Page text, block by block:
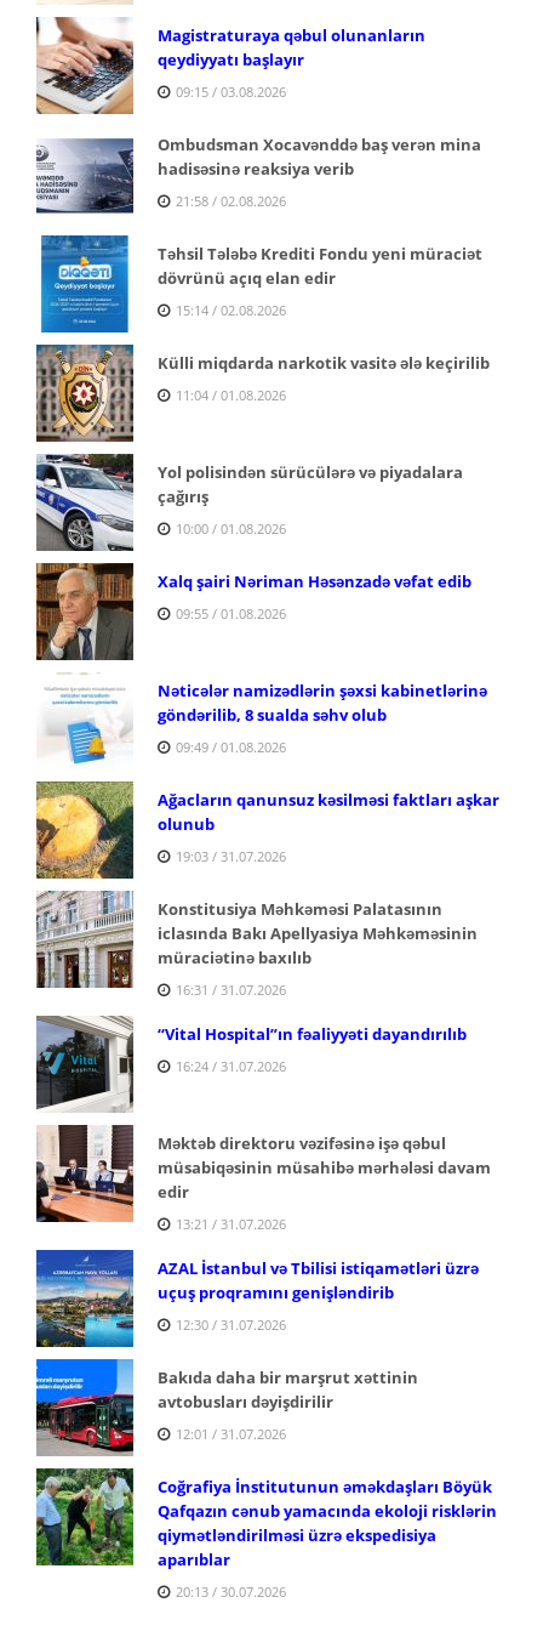
Magistraturaya qəbul olunanların
qeydiyyatı başlayır
09:15 / 03.08.2026
Ombudsman Xocavənddə baş verən mina
hadisəsinə reaksiya verib
21:58 / 02.08.2026
Təhsil Tələbə Krediti Fondu yeni müraciət
dövrünü açıq elan edir
15:14 / 02.08.2026
Külli miqdarda narkotik vasitə ələ keçirilib
11:04 / 01.08.2026
Yol polisindən sürücülərə və piyadalara
çağırış
10:00 / 01.08.2026
Xalq şairi Nəriman Həsənzadə vəfat edib
09:55 / 01.08.2026
Nəticələr namizədlərin şəxsi kabinetlərinə
göndərilib, 8 sualda səhv olub
09:49 / 01.08.2026
Ağacların qanunsuz kəsilməsi faktları aşkar
olunub
19:03 / 31.07.2026
Konstitusiya Məhkəməsi Palatasının
iclasında Bakı Apellyasiya Məhkəməsinin
müraciətinə baxılıb
16:31 / 31.07.2026
“Vital Hospital”ın fəaliyyəti dayandırılıb
16:24 / 31.07.2026
Məktəb direktoru vəzifəsinə işə qəbul
müsabiqəsinin müsahibə mərhələsi davam
edir
13:21 / 31.07.2026
AZAL İstanbul və Tbilisi istiqamətləri üzrə
uçuş proqramını genişləndirib
12:30 / 31.07.2026
Bakıda daha bir marşrut xəttinin
avtobusları dəyişdirilir
12:01 / 31.07.2026
Coğrafiya İnstitutunun əməkdaşları Böyük
Qafqazın cənub yamacında ekoloji risklərin
qiymətləndirilməsi üzrə ekspedisiya
aparıblar
20:13 / 30.07.2026